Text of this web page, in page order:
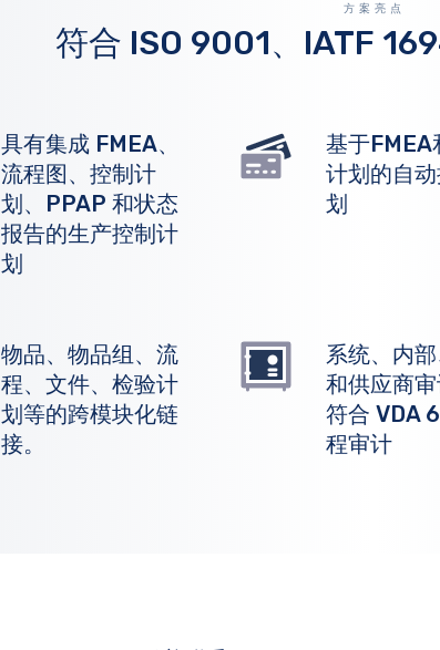
方案亮点
符合 ISO 9001、IATF
具有集成 FMEA、
流程图、控制计
划、PPAP 和状态
报告的生产控制计
划
基于FMEA
计划的自
划
物品、物品组、流
程、文件、检验计
划等的跨模块化链
接。
系统、内
和供应商审
符合 VDA
程审计